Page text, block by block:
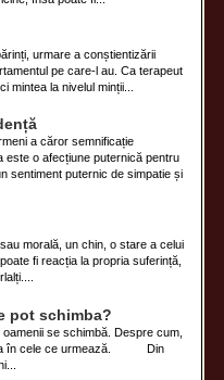
urmare a conștientizării
pe care-l au. Ca terapeut
mintea la nivelul minții...
a căror semnificație
este o afecțiune puternică pentru
sentiment puternic de simpatie și
morală, un chin, o stare a celui
fi reacția la propria suferință,
pot schimba?
se schimbă. Despre cum,
în cele ce urmează. Din